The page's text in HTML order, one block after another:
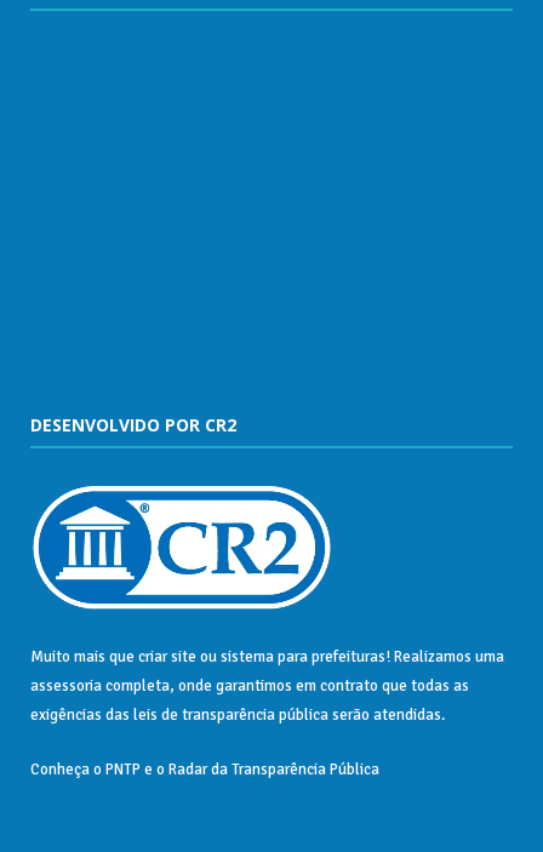
DESENVOLVIDO POR CR2
Muito mais que criar site ousistema para prefeituras! Realizamos uma
assessoriacompleta, onde garantimos em contrato que todas as
exigências das leis de transparência públicaserão atendidas.
Conheça o PNTP e o Radar da Transparência Pública